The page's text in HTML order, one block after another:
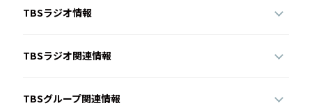
TBSラジオ情報
TBSラジオ関連情報
TBSグループ関連情報